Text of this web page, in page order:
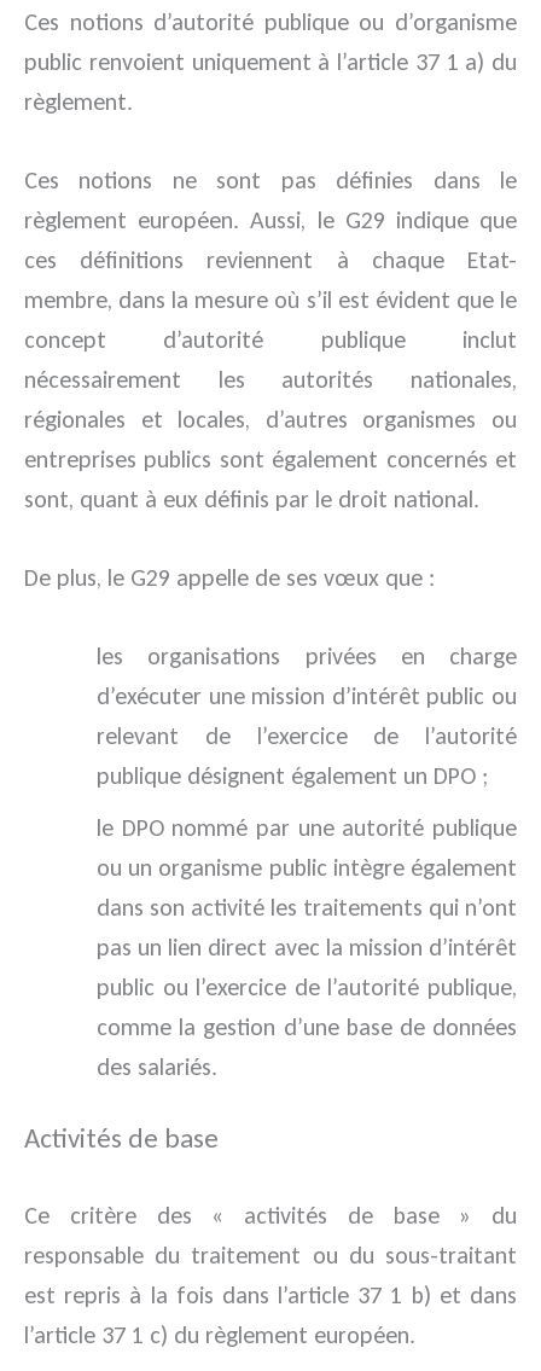
Ces notions d’autorité publique ou d’organisme
public renvoient uniquement à l’article 37 1 a) du
règlement.
Ces notions ne sont pas définies dans le
règlement européen. Aussi, le G29 indique que
ces définitions reviennent à chaque Etat-
membre, dans la mesure où s’il est évident que le
concept d’autorité publique inclut
nécessairement les autorités nationales,
régionales et locales, d’autres organismes ou
entreprises publics sont également concernés et
sont, quant à eux définis par le droit national.
De plus, le G29 appelle de ses vœux que :
les organisations privées en charge
d’exécuter une mission d’intérêt public ou
relevant de l’exercice de l’autorité
publique désignent également un DPO ;
le DPO nommé par une autorité publique
ou un organisme public intègre également
dans son activité les traitements qui n’ont
pas un lien direct avec la mission d’intérêt
public ou l’exercice de l’autorité publique,
comme la gestion d’une base de données
des salariés.
Activités de base
Ce critère des « activités de base » du
responsable du traitement ou du sous-traitant
est repris à la fois dans l’article 37 1 b) et dans
l’article 37 1 c) du règlement européen.